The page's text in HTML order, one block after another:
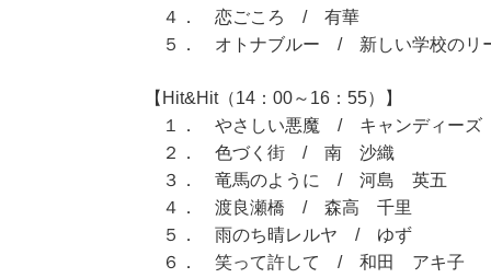
４． 恋ごころ / 有華
５． オトナブルー / 新しい学校のリ
【Hit&Hit（14：00～16：55）】
１． やさしい悪魔 / キャンディーズ
２． 色づく街 / 南 沙織
３． 竜馬のように / 河島 英五
４． 渡良瀬橋 / 森高 千里
５． 雨のち晴レルヤ / ゆず
６． 笑って許して / 和田 アキ子